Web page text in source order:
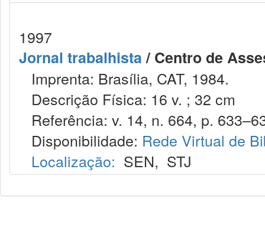
1997
Jornal trabalhista/ Centro de
Imprenta: Brasília, CAT, 1984.
Descrição Física: 16 v. ; 32 cm
Referência: v. 14, n. 664, p.
Disponibilidade: Rede Virtual de
Localização: SEN, STJ